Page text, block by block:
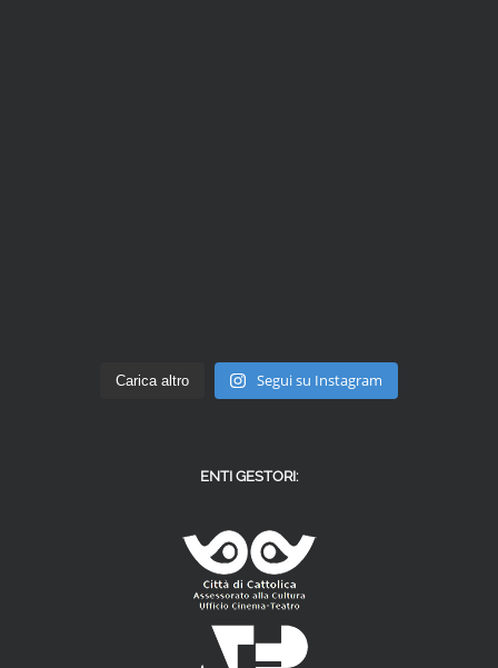
Carica altro Segui su Instagram
ENTI GESTORI: